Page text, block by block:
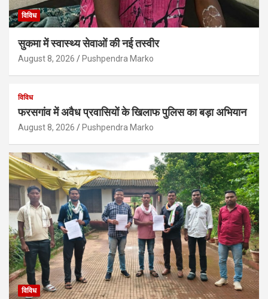
विविध
सुकमा में स्वास्थ्य सेवाओं की नई तस्वीर
August 8, 2026 Pushpendra Marko
विविध
फरसगांव में अवैध प्रवासियों के खिलाफ पुलिस का बड़ा अभियान
August 8, 2026 Pushpendra Marko
विविध